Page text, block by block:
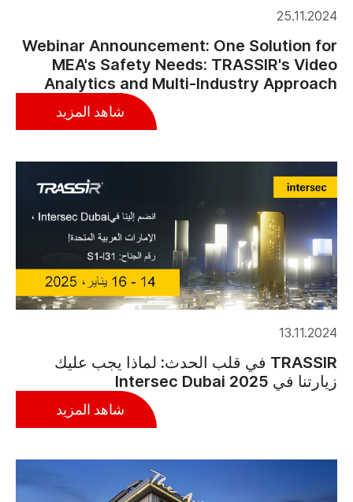
25.11.2024
Webinar Announcement: One Solution for
MEA's Safety Needs: TRASSIR's Video
Analytics and Multi-Industry Approach
شاهد المزيد
13.11.2024
TRASSIR في قلب الحدث: لماذا يجب عليك
زيارتنا في Intersec Dubai 2025
شاهد المزيد